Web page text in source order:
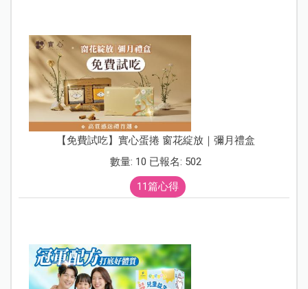
【免費試吃】實心蛋捲 窗花綻放｜彌月禮盒
數量: 10 已報名: 502
11篇心得